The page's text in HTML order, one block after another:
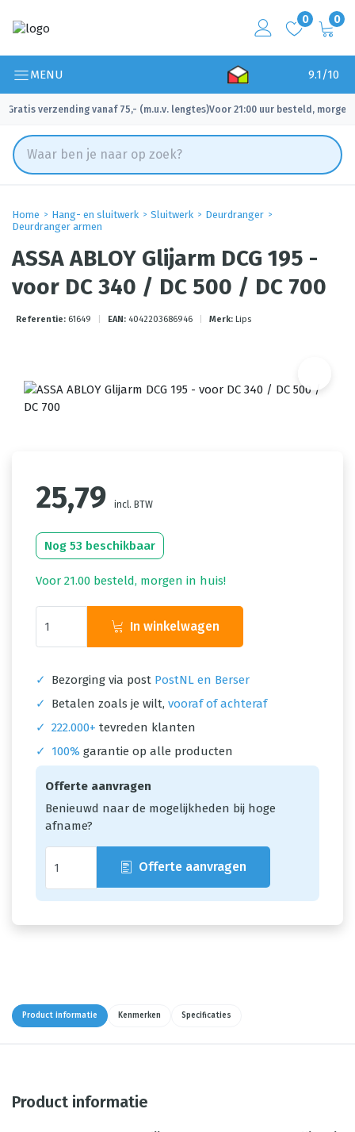
0 0
MENU 9.1/10
Gratis verzending vanaf 75,- (m.u.v. lengtes)
✓ Voor 21:00 uur besteld, morgen
Home Hang- en sluitwerk Sluitwerk
Deurdranger
Deurdranger armen
ASSA ABLOY Glijarm DCG 195 -
voor DC 340 / DC 500 / DC 700
Referentie: 61649 EAN: 4042203686946 Merk: Lips
25,79 incl. BTW
Nog 53 beschikbaar
Voor 21.00 besteld, morgen in huis!
In winkelwagen
✓ Bezorging via post PostNL en Berser
✓
Betalen zoals je wilt, vooraf of achteraf
✓ 222.000+ tevreden klanten
✓
100% garantie op alle producten
Offerte aanvragen
Benieuwd naar de mogelijkheden bij hoge
afname?
Offerte aanvragen
Product informatie Kenmerken Specificaties
Product informatie